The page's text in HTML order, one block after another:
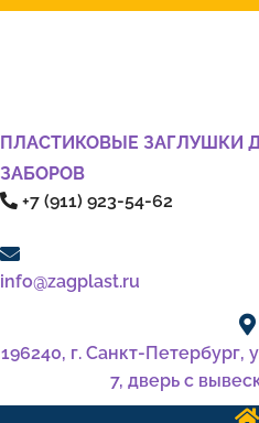
ПЛАСТИКОВЫЕ ЗАГЛУШКИ
ЗАБОРОВ
+7 (911) 923-54-62
info@zagplast.ru
196240, г. Санкт-Петербург,
7, дверь с